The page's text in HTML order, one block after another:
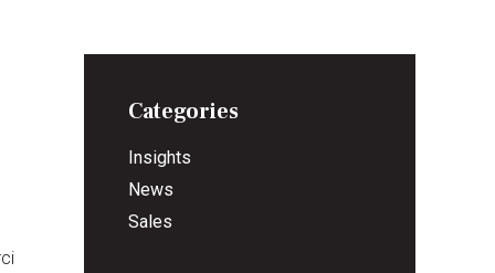
Categories
Insights
News
Sales